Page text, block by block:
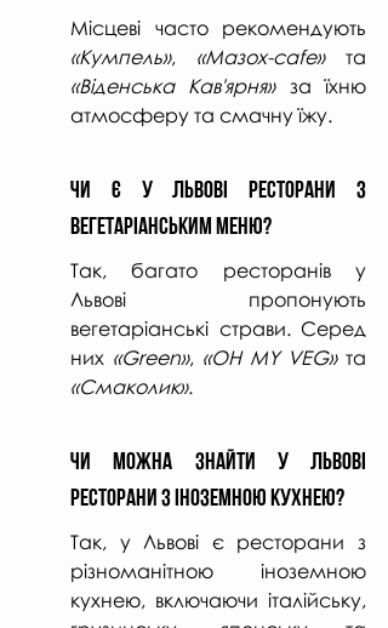
«Кумпель», «Мазох-cafe»
«Віденська Кав'ярня» за їхню
атмосферу та смачну їжу.
Чи Є у Львові Ресторани з
Вегетаріанським Меню?
Так, багато ресторанів у
Львові пропонують
вегетаріанські страви. Серед
них «Green», «OH MY VEG»
«Смаколик».
Чи Можна Знайти у Львові
Ресторани з Іноземною Кухнею?
Так, у Львові є ресторани з
різноманітною іноземною
кухнею, включаючи італійську,